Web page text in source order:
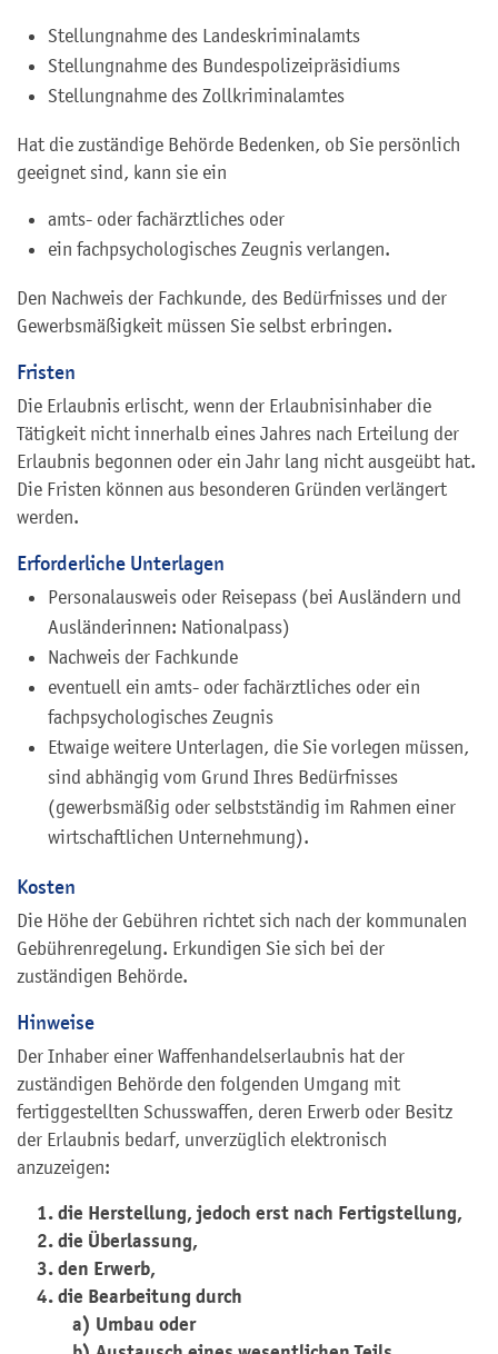
Stellungnahme des Landeskriminalamts
Stellungnahme des Bundespolizeipräsidiums
Stellungnahme des Zollkriminalamtes
Hat die zuständige Behörde Bedenken, ob Sie persönlich
geeignet sind, kann sie ein
amts- oder fachärztliches oder
ein fachpsychologisches Zeugnis verlangen.
Den Nachweis der Fachkunde, des Bedürfnisses und der
Gewerbsmäßigkeit müssen Sie selbst erbringen.
Fristen
Die Erlaubnis erlischt, wenn der Erlaubnisinhaber die
Tätigkeit nicht innerhalb eines Jahres nach Erteilung der
Erlaubnis begonnen oder ein Jahr lang nicht ausgeübt hat.
Die Fristen können aus besonderen Gründen verlängert
werden.
Erforderliche Unterlagen
Personalausweis oder Reisepass (bei Ausländern und
Ausländerinnen: Nationalpass)
Nachweis der Fachkunde
eventuell ein amts- oder fachärztliches oder ein
fachpsychologisches Zeugnis
Etwaige weitere Unterlagen, die Sie vorlegen müssen,
sind abhängig vom Grund Ihres Bedürfnisses
(gewerbsmäßig oder selbstständig im Rahmen einer
wirtschaftlichen Unternehmung).
Kosten
Die Höhe der Gebühren richtet sich nach der kommunalen
Gebührenregelung. Erkundigen Sie sich bei der
zuständigen Behörde.
Hinweise
Der Inhaber einer Waffenhandelserlaubnis hat der
zuständigen Behörde den folgenden Umgang mit
fertiggestellten Schusswaffen, deren Erwerb oder Besitz
der Erlaubnis bedarf, unverzüglich elektronisch
anzuzeigen:
1. die Herstellung, jedoch erst nach Fertigstellung,
2. die Überlassung,
3. den Erwerb,
4. die Bearbeitung durch
a) Umbau oder